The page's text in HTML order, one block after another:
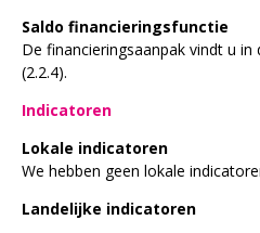
Saldo financieringsfunctie
De financieringsaanpak vindt u in
(2.2.4).
Indicatoren
Lokale indicatoren
We hebben geen lokale
Landelijke indicatoren